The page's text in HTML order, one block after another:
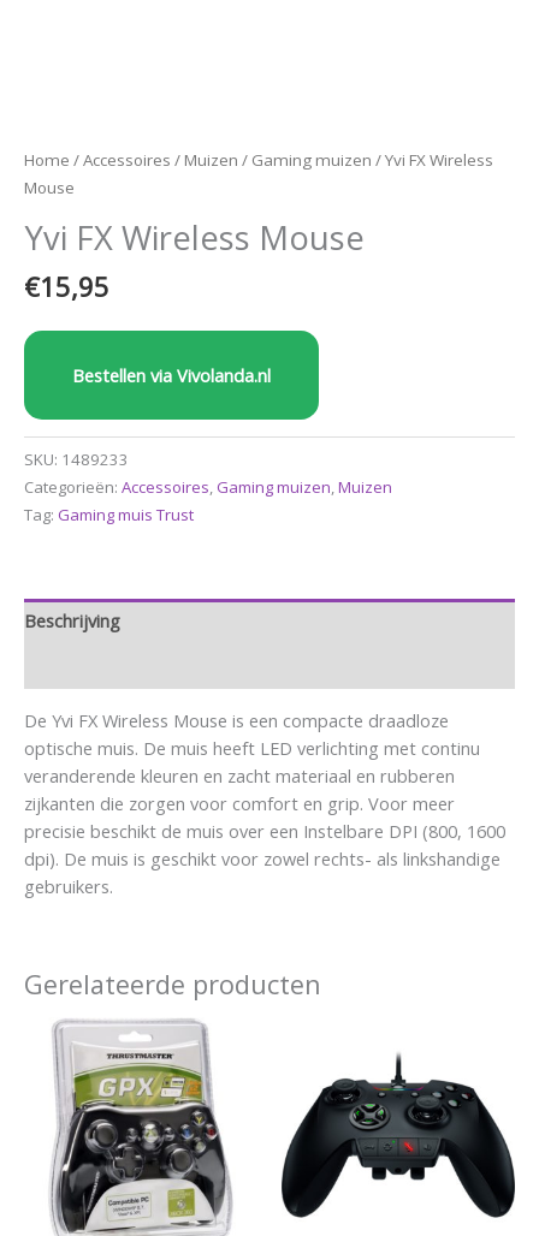
Home /Accessoires / Muizen / Gaming muizen / Yvi FX Wireless
Mouse
Yvi FX Wireless Mouse
€15,95
Bestellen via Vivolanda.nl
SKU: 1489233
Categorieën: Accessoires, Gaming muizen,Muizen
Tag: Gaming muis Trust
Beschrijving
De Yvi FX Wireless Mouse is een compacte draadloze
optische muis. De muis heeft LED verlichting met continu
veranderende kleuren en zacht materiaal en rubberen
zijkanten die zorgen voor comfort en grip. Voor meer
precisie beschikt de muis over een Instelbare DPI (800, 1600
dpi). De muis is geschikt voor zowel rechts- als linkshandige
gebruikers.
Gerelateerde producten